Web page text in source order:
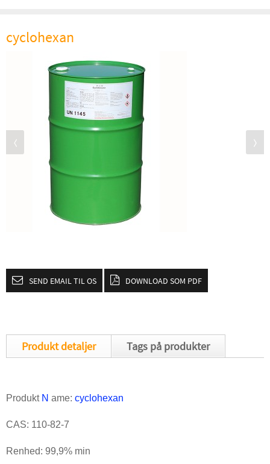
cyclohexan
SEND EMAIL TIL OS DOWNLOAD SOM PDF
Produkt detaljer Tags på produkter
Produkt N ame: cyclohexan
CAS: 110-82-7
Renhed: 99,9% min